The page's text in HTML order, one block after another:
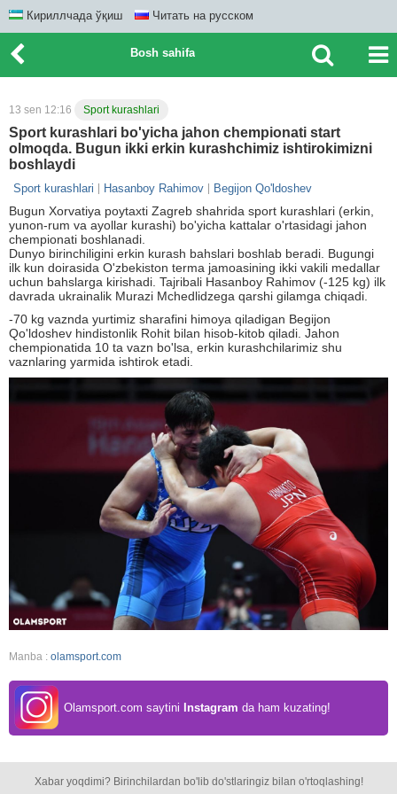
Кириллчада ўқиш Читать на русском
Bosh sahifa
13 sen 12:16 Sport kurashlari
Sport kurashlari bo'yicha jahon chempionati start
olmoqda. Bugun ikki erkin kurashchimiz ishtirokimizni
boshlaydi
Sport kurashlari Hasanboy Rahimov Begijon Qo'ldoshev
Bugun Xorvatiya poytaxti Zagreb shahrida sport kurashlari (erkin,
yunon-rum va ayollar kurashi) bo'yicha kattalar o'rtasidagi jahon
chempionati boshlanadi.
Dunyo birinchiligini erkin kurash bahslari boshlab beradi. Bugungi
ilk kun doirasida O'zbekiston terma jamoasining ikki vakili medallar
uchun bahslarga kirishadi. Tajribali Hasanboy Rahimov (-125 kg) ilk
davrada ukrainalik Murazi Mchedlidzega qarshi gilamga chiqadi.
-70 kg vaznda yurtimiz sharafini himoya qiladigan Begijon
Qo'ldoshev hindistonlik Rohit bilan hisob-kitob qiladi. Jahon
chempionatida 10 ta vazn bo'lsa, erkin kurashchilarimiz shu
vaznlaring yarmida ishtirok etadi.
Manba : olamsport.com
Olamsport.com saytini Instagram da ham kuzating!
Xabar yoqdimi? Birinchilardan bo'lib do'stlaringiz bilan o'rtoqlashing!